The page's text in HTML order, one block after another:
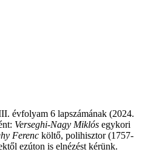
évfolyam 6 lapszámának (2024.
Verseghi-Nagy Miklós egykori
Ferenc költő, polihisztor (1757-
ezúton is elnézést kérünk.